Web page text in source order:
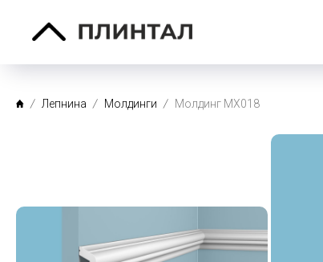
Лепнина Молдинги Молдинг MX018